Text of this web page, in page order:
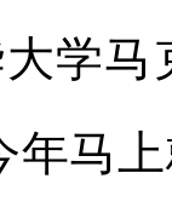
马
年马